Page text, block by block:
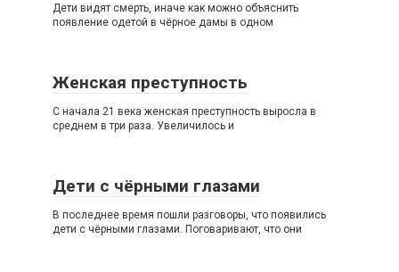
Дети видят смерть, иначе как можно объяснить
появление одетой в чёрное дамы в одном
Женская преступность
С начала 21 века женская преступность выросла в
среднем в три раза. Увеличилось и
Дети с чёрными глазами
В последнее время пошли разговоры, что появились
дети с чёрными глазами. Поговаривают, что они